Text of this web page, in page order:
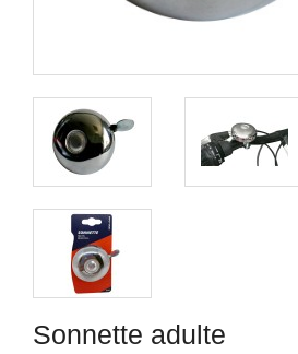
Sonnette adulte